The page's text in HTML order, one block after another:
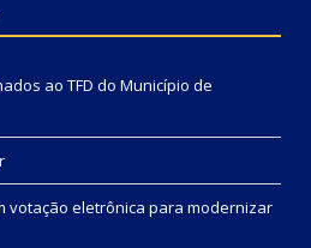
ao TFD do Município de
votação eletrônica para modernizar